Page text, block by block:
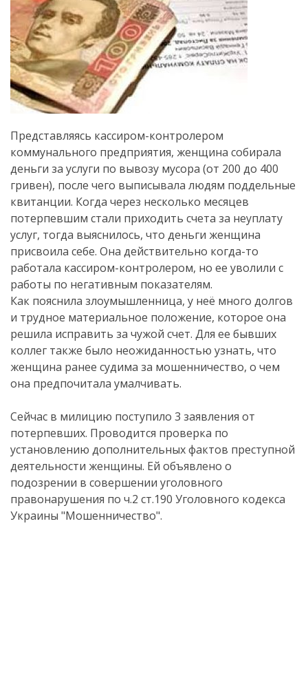
Представляясь кассиром-контролером
коммунального предприятия, женщина собирала
деньги за услуги по вывозу мусора (от 200 до 400
гривен), после чего выписывала людям поддельные
квитанции. Когда через несколько месяцев
потерпевшим стали приходить счета за неуплату
услуг, тогда выяснилось, что деньги женщина
присвоила себе. Она действительно когда-то
работала кассиром-контролером, но ее уволили с
работы по негативным показателям.
Как пояснила злоумышленница, у неё много долгов
и трудное материальное положение, которое она
решила исправить за чужой счет. Для ее бывших
коллег также было неожиданностью узнать, что
женщина ранее судима за мошенничество, о чем
она предпочитала умалчивать.
Сейчас в милицию поступило 3 заявления от
потерпевших. Проводится проверка по
установлению дополнительных фактов преступной
деятельности женщины. Ей объявлено о
подозрении в совершении уголовного
правонарушения по ч.2 ст.190 Уголовного кодекса
Украины "Мошенничество".